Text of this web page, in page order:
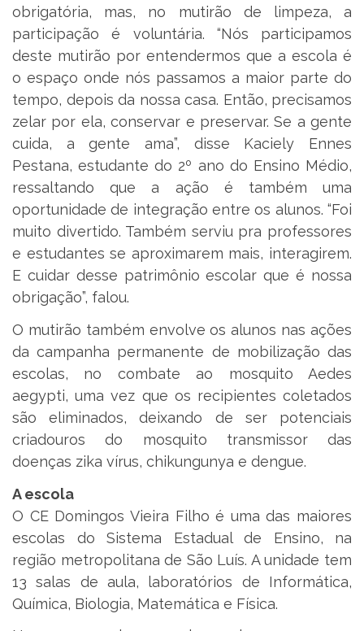
obrigatória, mas, no mutirão de limpeza, a
participação é voluntária. “Nós participamos
deste mutirão por entendermos que a escola é
o espaço onde nós passamos a maior parte do
tempo, depois da nossa casa. Então, precisamos
zelar por ela, conservar e preservar. Se a gente
cuida, a gente ama”, disse Kaciely Ennes
Pestana, estudante do 2º ano do Ensino Médio,
ressaltando que a ação é também uma
oportunidade de integração entre os alunos. “Foi
muito divertido. Também serviu pra professores
e estudantes se aproximarem mais, interagirem.
E cuidar desse patrimônio escolar que é nossa
obrigação”, falou.
O mutirão também envolve os alunos nas ações
da campanha permanente de mobilização das
escolas, no combate ao mosquito Aedes
aegypti, uma vez que os recipientes coletados
são eliminados, deixando de ser potenciais
criadouros do mosquito transmissor das
doenças zika vírus, chikungunya e dengue.
A escola
O CE Domingos Vieira Filho é uma das maiores
escolas do Sistema Estadual de Ensino, na
região metropolitana de São Luís. A unidade tem
13 salas de aula, laboratórios de Informática,
Química, Biologia, Matemática e Física.